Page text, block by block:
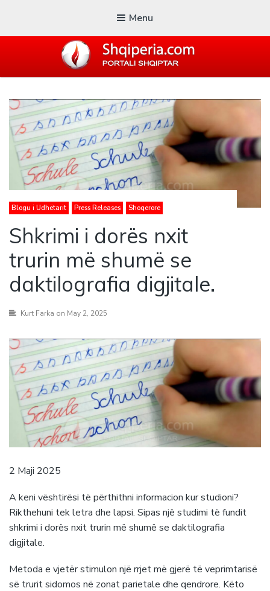
Menu
Blogu i ShqiperiaCom
Blogu i Udhëtarit Press Releases Shoqerore
Shkrimi i dorës nxit
trurin më shumë se
daktilografia digjitale.
Kurt Farka on May 2, 2025
2 Maji 2025
A keni vështirësi të përthithni informacion kur studioni?
Rikthehuni tek letra dhe lapsi. Sipas një studimi të fundit
shkrimi i dorës nxit trurin më shumë se daktilografia
digjitale.
Metoda e vjetër stimulon një rrjet më gjerë të veprimtarisë
së trurit sidomos në zonat parietale dhe qendrore. Këto